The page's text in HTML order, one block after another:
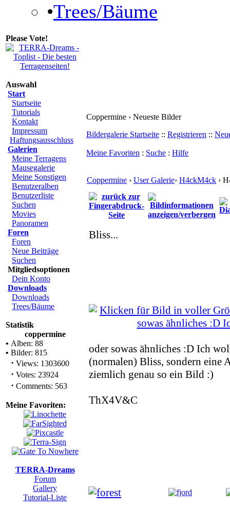
•Trees/Bäume
Please Vote!
Auswahl
Start
Startseite
Tutorials
Kontakt
Impressum
Haftungsausschluss
Galerien
Meine Terragens
Mausegalerie
Meine Sonstigen
Benutzeralben
Benutzerliste
Suchen
Movies
Panoramen
Foren
Foren
Neue Beiträge
Suchen
Mitgliedsoptionen
Dein Konto
Downloads
Downloads
Trees/Bäume
Statistik
coppermine
• Alben: 88
• Bilder: 815
· Views: 1303600
· Votes: 23924
· Comments: 563
Meine Favoriten:
TERRA-Dreams
Forum
Gallery
Tutorial-Liste
Coppermine › Neueste Bilder
Bildergalerie Startseite :: Registrieren ::
Meine Favoriten : Suche : Hilfe
Coppermine › User Galerie› H4ckM4ck ›
Bliss...
oder sowas ähnliches :D Ich
(normalen) Bliss, sondern eine
ziemlich genau so ein Bild :)
ThX4V&C